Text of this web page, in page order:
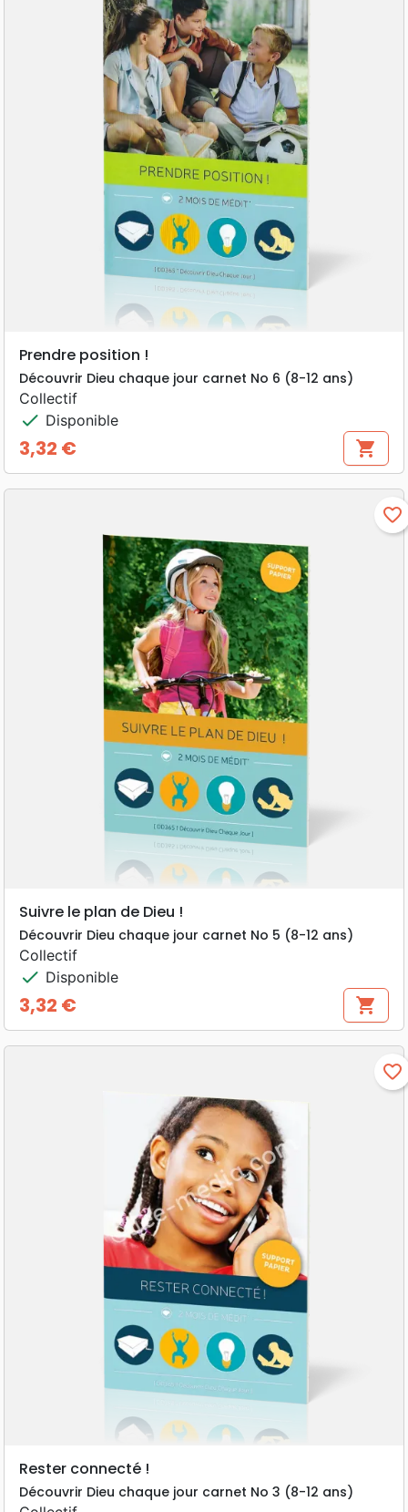
Prendre position !
Découvrir Dieu chaque jour carnet No 6 (8-12 ans)
Collectif
check Disponible
Prix
3,32 € shopping_cart
favorite_border
Suivre le plan de Dieu !
Découvrir Dieu chaque jour carnet No 5 (8-12 ans)
Collectif
check Disponible
Prix
3,32 € shopping_cart
favorite_border
Rester connecté !
Découvrir Dieu chaque jour carnet No 3 (8-12 ans)